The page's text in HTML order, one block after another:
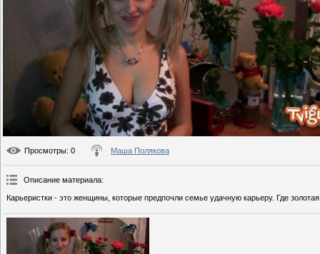
Просмотры: 0 Маша Полякова
Описание материала:
Карьеристки - это женщины, которые предпочли семье удачную карьеру. Где